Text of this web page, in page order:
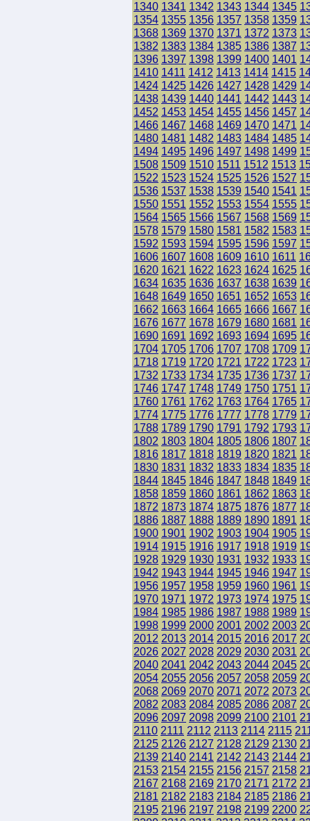
1340 1341 1342 1343 1344 1345
1354 1355 1356 1357 1358 1359
1368 1369 1370 1371 1372 1373
1382 1383 1384 1385 1386 1387
1396 1397 1398 1399 1400 1401
1410 1411 1412 1413 1414 1415
1424 1425 1426 1427 1428 1429
1438 1439 1440 1441 1442 1443
1452 1453 1454 1455 1456 1457
1466 1467 1468 1469 1470 1471
1480 1481 1482 1483 1484 1485
1494 1495 1496 1497 1498 1499
1508 1509 1510 1511 1512 1513
1522 1523 1524 1525 1526 1527
1536 1537 1538 1539 1540 1541
1550 1551 1552 1553 1554 1555
1564 1565 1566 1567 1568 1569
1578 1579 1580 1581 1582 1583
1592 1593 1594 1595 1596 1597
1606 1607 1608 1609 1610 1611
1620 1621 1622 1623 1624 1625
1634 1635 1636 1637 1638 1639
1648 1649 1650 1651 1652 1653
1662 1663 1664 1665 1666 1667
1676 1677 1678 1679 1680 1681
1690 1691 1692 1693 1694 1695
1704 1705 1706 1707 1708 1709
1718 1719 1720 1721 1722 1723
1732 1733 1734 1735 1736 1737
1746 1747 1748 1749 1750 1751
1760 1761 1762 1763 1764 1765
1774 1775 1776 1777 1778 1779
1788 1789 1790 1791 1792 1793
1802 1803 1804 1805 1806 1807
1816 1817 1818 1819 1820 1821
1830 1831 1832 1833 1834 1835
1844 1845 1846 1847 1848 1849
1858 1859 1860 1861 1862 1863
1872 1873 1874 1875 1876 1877
1886 1887 1888 1889 1890 1891
1900 1901 1902 1903 1904 1905
1914 1915 1916 1917 1918 1919
1928 1929 1930 1931 1932 1933
1942 1943 1944 1945 1946 1947
1956 1957 1958 1959 1960 1961
1970 1971 1972 1973 1974 1975
1984 1985 1986 1987 1988 1989
1998 1999 2000 2001 2002 2003
2012 2013 2014 2015 2016 2017
2026 2027 2028 2029 2030 2031
2040 2041 2042 2043 2044 2045
2054 2055 2056 2057 2058 2059
2068 2069 2070 2071 2072 2073
2082 2083 2084 2085 2086 2087
2096 2097 2098 2099 2100 2101
2110 2111 2112 2113 2114 2115
2125 2126 2127 2128 2129 2130
2139 2140 2141 2142 2143 2144
2153 2154 2155 2156 2157 2158
2167 2168 2169 2170 2171 2172
2181 2182 2183 2184 2185 2186
2195 2196 2197 2198 2199 2200